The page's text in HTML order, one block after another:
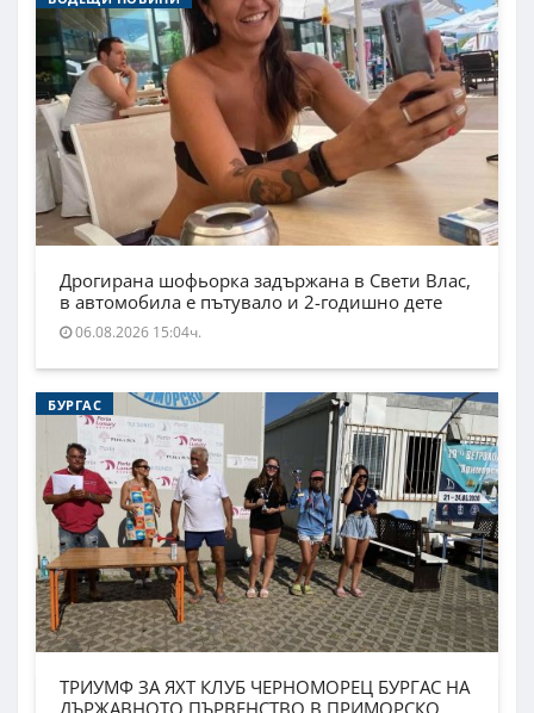
Дрогирана шофьорка задържана в Свети Влас,
в автомобила е пътувало и 2-годишно дете
06.08.2026 15:04ч.
БУРГАС
ТРИУМФ ЗА ЯХТ КЛУБ ЧЕРНОМОРЕЦ БУРГАС НА